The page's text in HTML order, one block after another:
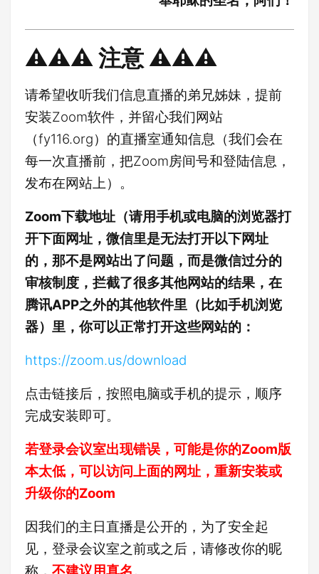
⚠️⚠️⚠️ 注意 ⚠️⚠️⚠️
请希望收听我们信息直播的弟兄姊妹，提前
安装Zoom软件，并留心我们网站
（fy116.org）的直播室通知信息（我们会在
每一次直播前，把Zoom房间号和登陆信息，
发布在网站上）。
Zoom下载地址（请用手机或电脑的浏览器打
开下面网址，微信里是无法打开以下网址
的，那不是网站出了问题，而是微信过分的
审核制度，拦截了很多其他网站的结果，在
腾讯APP之外的其他软件里（比如手机浏览
器）里，你可以正常打开这些网站的：
https://zoom.us/download
点击链接后，按照电脑或手机的提示，顺序
完成安装即可。
若登录会议室出现错误，可能是你的Zoom版
本太低，可以访问上面的网址，重新安装或
升级你的Zoom
因我们的主日直播是公开的，为了安全起
见，登录会议室之前或之后，请修改你的昵
称， 不建议用真名。